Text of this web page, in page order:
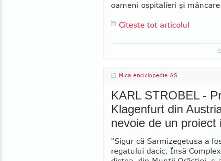
oameni ospitalieri şi
Citeste tot articolul
Mica enciclopedie AS
KARL STROBEL -
Klagenfurt din
nevoie de un proiect
"Sigur că Sar­mizegetusa a
regatului dacic. Însă